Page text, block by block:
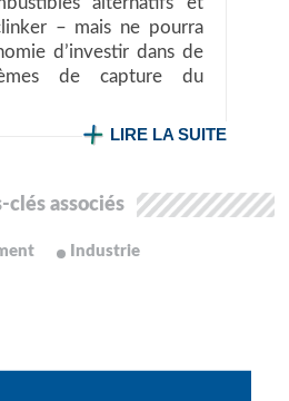
– mais ne pourra
d’investir dans de
de capture du
LIRE LA SUITE
clés associés
Industrie